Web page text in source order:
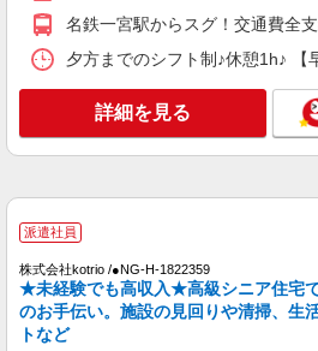
キープ
派遣社員
毎日通うのが楽しみ
通費全支給(ガソリン
キープ
派遣社員
名鉄一宮駅からスグ！交通費全
夕方までのシフト制♪休憩1h♪
詳細を見る
派遣社員
株式会社kotrio /●NG-H-1822359
★未経験でも高収入★高級シニア住宅
のお手伝い。施設の見回りや清掃、生
トなど